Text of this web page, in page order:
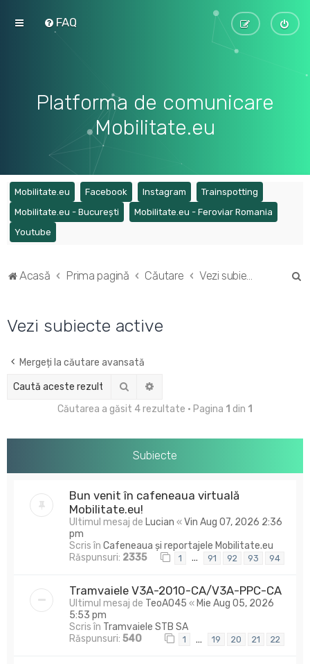
FAQ
Platforma de comunicare
Mobilitate.eu
Mobilitate.eu (Opens a new tab)
Facebook (Opens a new tab)
Instagram (Opens a new tab)
Trainspotting
Mobilitate.eu - București (Opens a new tab)
Mobilitate.eu - Feroviar Romania
Youtube
Acasă Prima pagină Căutare Vezi subiecte active
Vezi subiecte active
Mergeți la căutare avansată
Căutare
Căutarea a găsit 4 rezultate • Pagina 1 din 1
Subiecte
Bun venit în cafeneaua virtuală
Mobilitate.eu!
Ultimul mesaj de Lucian «Vin Aug 07, 2026 2:36
pm
Scris în Cafeneaua și reportajele Mobilitate.eu
Răspunsuri: 2335 1 … 91 92 93 94
Tramvaiele V3A-2010-CA/V3A-PPC-CA
Ultimul mesaj de TeoA045 « Mie Aug 05, 2026
5:53 pm
Scris în Tramvaiele STB SA
Răspunsuri: 540 1 … 19 20 21 22